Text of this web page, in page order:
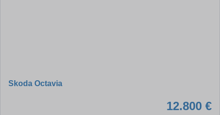
Skoda Octavia
12.800 €